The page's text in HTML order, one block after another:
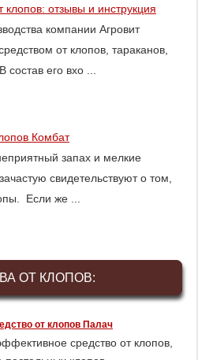
отзывы и инструкция
компании Агровит
от клопов, тараканов,
его вхо ...
Комбат
запах и мелкие
свидетельствуют о том,
Если же ...
ОТ КЛОПОВ:
от клопов Палач
средство от клопов,